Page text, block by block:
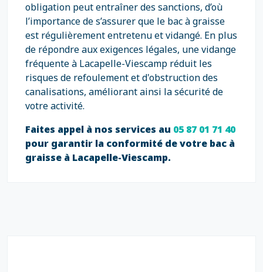
obligation peut entraîner des sanctions, d’où
l’importance de s’assurer que le bac à graisse
est régulièrement entretenu et vidangé. En plus
de répondre aux exigences légales, une vidange
fréquente à Lacapelle-Viescamp réduit les
risques de refoulement et d'obstruction des
canalisations, améliorant ainsi la sécurité de
votre activité.
Faites appel à nos services au 05 87 01 71 40
pour garantir la conformité de votre bac à
graisse à Lacapelle-Viescamp.